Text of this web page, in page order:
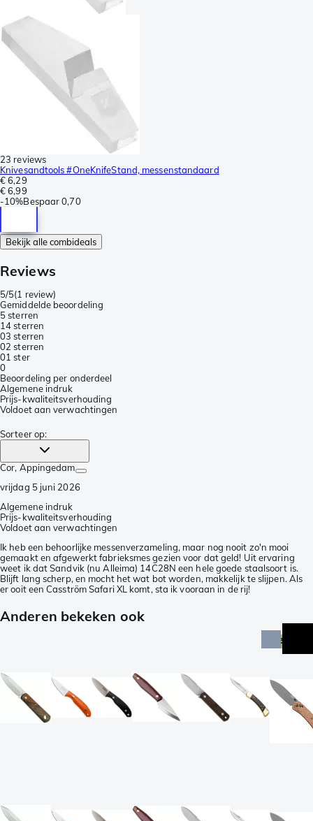
23 reviews
Knivesandtools #OneKnifeStand, messenstandaard
€ 6,29
€ 6,99
-10%Bespaar 0,70
Bekijk alle combideals
Reviews
5/5(1 review)
Gemiddelde beoordeling
5 sterren
14 sterren
03 sterren
02 sterren
01 ster
0
Beoordeling per onderdeel
Algemene indruk
Prijs-kwaliteitsverhouding
Voldoet aan verwachtingen
Sorteer op:
Cor, Appingedam
vrijdag 5 juni 2026
Algemene indruk
Prijs-kwaliteitsverhouding
Voldoet aan verwachtingen
Ik heb een behoorlijke messenverzameling, maar nog nooit zo'n mooi
gemaakt en afgewerkt fabrieksmes gezien voor dat geld! Uit ervaring
weet ik dat Sandvik (nu Alleima) 14C28N een hele goede staalsoort is.
Blijft lang scherp, en mocht het wat bot worden, makkelijk te slijpen. Als
er ooit een Casström Safari XL komt, sta ik vooraan in de rij!
Anderen bekeken ook